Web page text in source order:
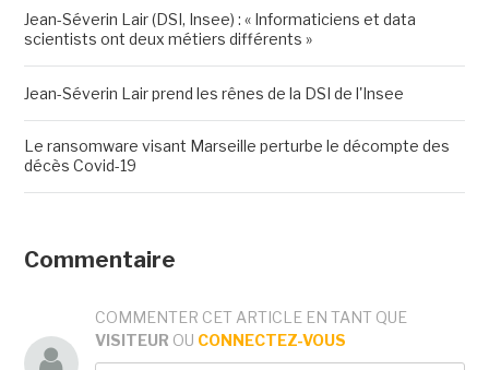
Jean-Séverin Lair (DSI, Insee) : « Informaticiens et data
scientists ont deux métiers différents »
Jean-Séverin Lair prend les rênes de la DSI de l'Insee
Le ransomware visant Marseille perturbe le décompte des
décès Covid-19
Commentaire
COMMENTER CET ARTICLE EN TANT QUE
VISITEUR OU CONNECTEZ-VOUS